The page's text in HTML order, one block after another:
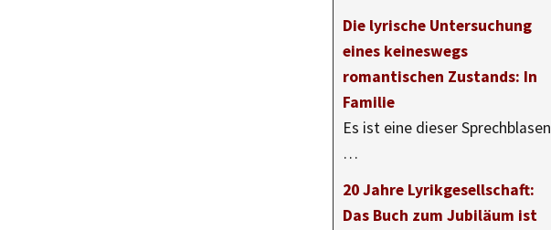
Die lyrische Untersuchung
eines keineswegs
romantischen Zustands: In
Familie
Es ist eine dieser Sprechblasen
…
20 Jahre Lyrikgesellschaft:
Das Buch zum Jubiläum ist